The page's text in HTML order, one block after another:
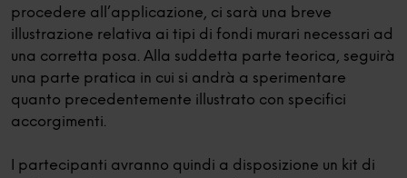
procedere all’applicazione, ci sarà una breve
illustrazione relativa ai tipi di fondi murari necessari ad
una corretta posa. Alla suddetta parte teorica, seguirà
una parte pratica in cui si andrà a sperimentare
quanto precedentemente illustrato con specifici
accorgimenti.
I partecipanti avranno quindi a disposizione un kit di